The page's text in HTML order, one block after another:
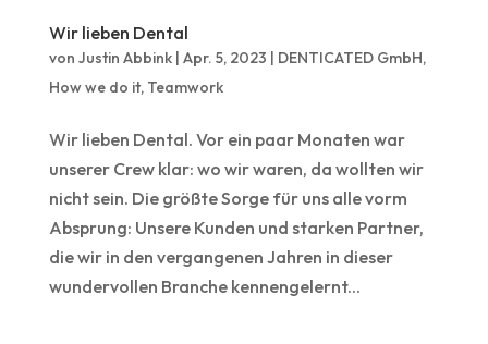
Wir lieben Dental
von Justin Abbink| Apr. 5, 2023 | DENTICATED GmbH,
How we do it, Teamwork
Wir lieben Dental. Vor ein paar Monaten war
unserer Crew klar: wo wir waren, da wollten wir
nicht sein. Die größte Sorge für uns alle vorm
Absprung: Unsere Kunden und starken Partner,
die wir in den vergangenen Jahren in dieser
wundervollen Branche kennengelernt...